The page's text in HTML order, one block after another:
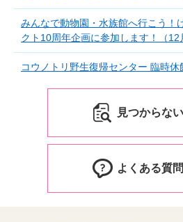
みんなで動物園・水族館へ行こう！
クト10周年企画に参加します！（12
コウノトリ野生復帰センター 臨時休
見つからな
よくある質